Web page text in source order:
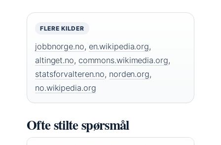
FLERE KILDER
jobbnorge.no, en.wikipedia.org,
altinget.no, commons.wikimedia.org,
statsforvalteren.no, norden.org,
no.wikipedia.org
Ofte stilte spørsmål